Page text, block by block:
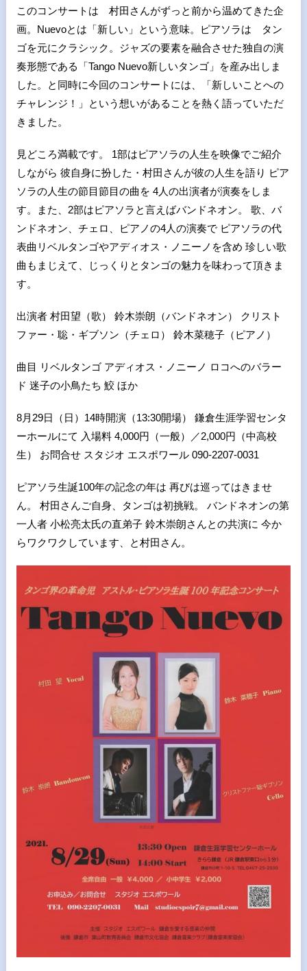
このコンサートは 村田さんがずっと前から温めてきた企
画。Nuevoとは「新しい」という意味。ピアソラは タン
ゴを元にクラシック。ジャズの要素を融合させた独自の演
奏形態である「Tango Nuevo新しいタンゴ」を産み出しま
した。と同時に今回のコンサートには、「新しいことへの
チャレンジ！」という想いがあることを熱く語っていただ
きました。
見どころ満載です。 1部はピアソラの人生を映像でご紹介
しながら 彼自身に扮した・村田さんが彼の人生を語り ピア
ソラの人生の節目節目の曲を 4人の出演者が演奏をしま
す。また、2部はピアソラと言えばバンドネオン。 歌、バ
ンドネオン、チェロ、ピアノの4人の演奏で ピアソラの代
表曲リベルタンゴやアディオス・ノニーノを含め 珍しい歌
曲もまじえて、じっくりとタンゴの魅力を味わって頂きま
す。
出演者 村田望（歌） 鈴木崇朗（バンドネオン） クリスト
ファー・聡・ギブソン（チェロ） 鈴木菜穂子（ピアノ）
曲目 リベルタンゴ アディオス・ノニーノ ロコへのバラー
ド 迷子の小鳥たち 鮫 ほか
8月29日（日）14時開演（13:30開場） 鎌倉生涯学習センタ
ーホールにて 入場料 4,000円（一般）／2,000円（中高校
生） お問合せ スタジオ エスポワール 090-2207-0031
ピアソラ生誕100年の記念の年は 再びは巡ってはきませ
ん。 村田さんご自身、タンゴは初挑戦。 バンドネオンの第
一人者 小松亮太氏の直弟子 鈴木崇朗さんとの共演に 今か
らワクワクしています、と村田さん。